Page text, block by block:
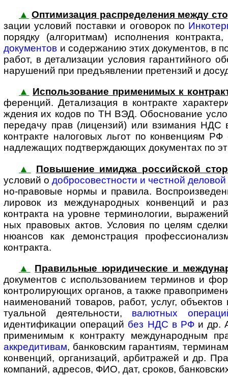
▲ Оптимизация распределения между
за­ции условий поставки и оговорок по
порядку (алгоритмам) исполнения
документов и содержанию этих документов, в
работ, в детали­зации условия гарантийного
нарушений при предъ­явлении претензий и
▲
Использование применимых к
фе­рен­ций. Детали­зация в контракте
ждения их кодов по ТН ВЭД. Обоснование
передачу прав (лицензий) или взимания НДС
контракте налоговых льгот по конвенциям
надлежащих под­твер­жда­ю­щих доку­ментах по
▲
Повышение имиджа рос­сий­ской
усло­вий одобросо­вестности и честной деловой
но-­пра­вовые нормы и правила.
лировок из между­на­род­ных конвенций и
контракта на уровне термино­логии,
ных правовых актов. Условия по целям
нюансов как демонстрация
контракта.
▲
Правильные юридические и
доку­мен­тов с исполь­зо­ва­нием терминов и
конт­ро­ли­ру­ю­щих органов, а также
наименований товаров, работ, услуг,
туальной деятель­ности, валютных
идентификации операций без НДС в РФи др.
применимым к контракту между­на­род­ным
аккредитивам, банковским гарантиям,
конвенций, организаций, арбитражей и др.
компаний, адресов, ФИО, дат, сроков,